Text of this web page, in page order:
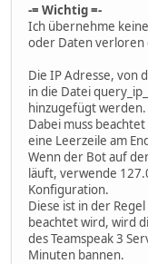
-= Wichtig =-
Ich übernehme
oder Daten verloren
Die IP Adresse, von
in die Datei
hinzugefügt werden.
Dabei muss
eine Leerzeile am
Wenn der Bot auf
läuft, verwende
Konfiguration.
Diese ist in der
beachtet wird, wird
des Teamspeak 3
Minuten bannen.